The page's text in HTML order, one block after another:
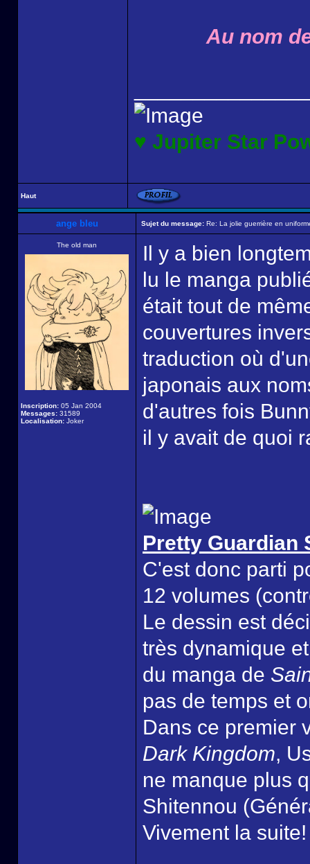
Au nom
♥ Jupiter Star
Haut
ange bleu Sujet du message: Re: La jolie guerrière en
The old man
Inscription: 05 Jan 2004
Messages: 31589
Localisation: Joker
Il y a bien
lu le manga
était tout de
couvertures
traduction où
japonais aux
d'autres fois
il y avait de quoi
Pretty Guardian
C'est donc parti
12 volumes
Le dessin est
très dynamique
du manga de
pas de temps et
Dans ce premier
Dark Kingdom,
ne manque plus
Shitennou
Vivement la suite!